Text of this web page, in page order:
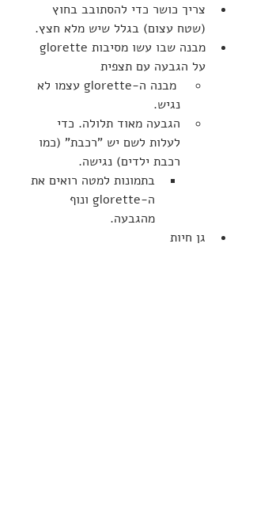
צריך כושר כדי להסתובב בחוץ
(שטח עצום) בגלל שיש מלא חצץ.
על הגבעה עם תצפית
מבנה ה-glorette עצמו לא
נגיש.
הגבעה מאוד תלולה. כדי
לעלות לשם יש "רכבת" (כמו
רכבת ילדים) נגישה.
בתמונות למטה רואים את
ה-glorette ונוף
מהגבעה.
גן חיות